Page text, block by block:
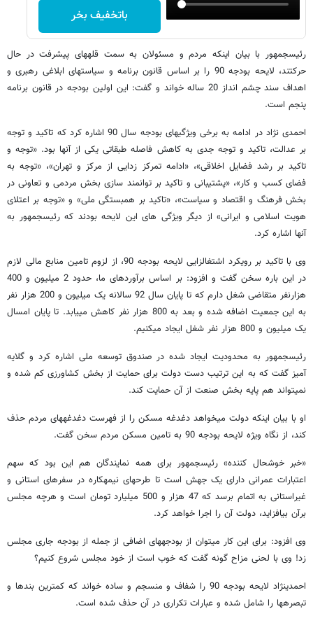
باتخفیف بخر
رئیس​جمهور با بیان اینکه مردم و مسئولان به سمت قله​های پیشرفت در حال
حرکتند، لایحه بودجه 90 را بر اساس قانون برنامه و سیاست​های ابلاغی رهبری و
اهداف سند چشم انداز 20 ساله خواند و گفت: این اولین بودجه در قانون برنامه
پنجم است.
احمدی نژاد در ادامه به برخی ویژگی​های بودجه سال 90 اشاره کرد که تاکید و توجه
بر عدالت، تاکید و توجه جدی به کاهش فاصله طبقاتی یکی از آنها بود. «توجه و
تاکید بر رشد فضایل اخلاقی»، «ادامه تمرکز زدایی از مرکز و تهران»، «توجه به
فضای کسب​ و کار»، «پشتیبانی و تاکید بر توانمند سازی بخش مردمی و تعاونی در
بخش فرهنگ و اقتصاد و سیاست»، «تاکید بر همبستگی ملی» و «توجه بر اعتلای
هویت اسلامی و ایرانی» از دیگر ویژگی های این لایحه بودند که رئیس​جمهور به
آنها اشاره کرد.
وی با تاکید بر رویکرد اشتغالزایی لایحه بودجه 90، از لزوم تامین منابع مالی لازم
در این باره سخن گفت و افزود: بر اساس برآوردهای ما، حدود 2 میلیون و 400
هزارنفر متقاضی شغل دارم که تا پایان سال 92 سالانه یک میلیون و 200 هزار نفر
به این جمعیت اضافه شده و بعد به 800 هزار نفر کاهش می​یابد. تا پایان امسال
یک میلیون و 800 هزار نفر شغل ایجاد می​کنیم.
رئیس​جمهور به محدودیت ایجاد شده در صندوق توسعه ملی اشاره کرد و گلایه
آمیز گفت که به این ترتیب دست دولت برای حمایت از بخش کشاورزی کم شده و
نمی​تواند هم پایه بخش صنعت از آن حمایت کند.
او با بیان اینکه دولت می​خواهد دغدغه مسکن را از فهرست دغدغه​های مردم حذف
کند، از نگاه ویژه لایحه بودجه 90 به تامین مسکن مردم سخن گفت.
«خبر خوشحال کننده» رئیس​جمهور برای همه نمایندگان هم این بود که سهم
اعتبارات عمرانی دارای یک جهش است تا طرح​های نیمه​کاره در سفرهای استانی و
غیراستانی به اتمام برسد که 47 هزار و 500 میلیارد تومان است و هرچه مجلس
برآن بیافزاید، دولت آن را اجرا خواهد کرد.
وی افزود: برای این کار می​توان از بودجه​های اضافی از جمله از بودجه جاری مجلس
زد! وی با لحنی مزاح گونه گفت که خوب است از خود مجلس شروع کنیم؟
احمدی​نژاد لایحه بودجه 90 را شفاف و منسجم و ساده خواند که کمترین بندها و
تبصره​ها را شامل شده و عبارات تکراری در آن حذف شده است.